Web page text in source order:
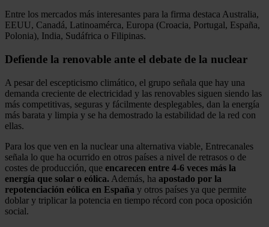
Entre los mercados más interesantes para la firma destaca Australia,
EEUU, Canadá, Latinoamérca, Europa (Croacia, Portugal, España,
Polonia), India, Sudáfrica o Filipinas.
Defiende la renovable ante el debate de la nuclear
A pesar del escepticismo climático, el grupo señala que hay una
demanda creciente de electricidad y las renovables siguen siendo las
más competitivas, seguras y fácilmente desplegables, dan la energía
más barata y limpia y se ha demostrado la estabilidad de la red con
ellas.
Para los que ven en la nuclear una alternativa viable, Entrecanales
señala lo que ha ocurrido en otros países a nivel de retrasos o de
costes de producción, que encarecen entre 4-6 veces más la
energía que solar o eólica. Además, ha apostado por la
repotenciación eólica en España y otros países ya que permite
doblar y triplicar la potencia en tiempo récord con poca oposición
social.